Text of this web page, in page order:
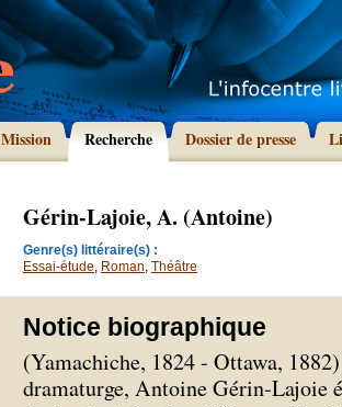
Mission Recherche Dossier de presse
Gérin-Lajoie, A. (Antoine)
Genre(s) littéraire(s) :
Essai-étude, Roman, Théâtre
Notice biographique
(Yamachiche, 1824 - Ottawa,
dramaturge, Antoine Gérin-Lajoie